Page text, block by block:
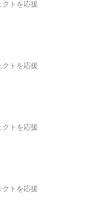
トを応援
トを応援
トを応援
トを応援